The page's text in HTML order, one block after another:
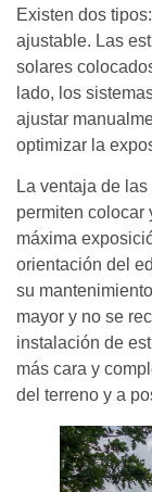
Existen dos
ajustable. Las
solares
lado, los
ajustar
optimizar la
La ventaja de
permiten colocar
máxima
orientación del
su
mayor y no se
instalación de
más cara y
del terreno y a